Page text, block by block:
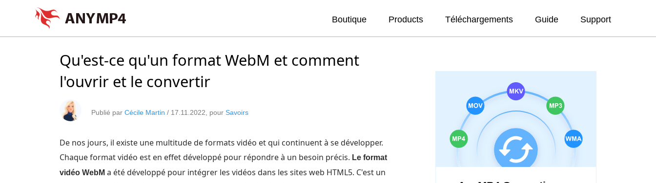
Boutique Products Téléchargements Guide Support
Qu'est-ce qu'un format WebM et comment
l'ouvrir et le convertir
Publié par Cécile Martin / 17.11.2022 , pour Savoirs
De nos jours, il existe une multitude de formats vidéo et qui continuent à se développer.
Chaque format vidéo est en effet développé pour répondre à un besoin précis. Le format
vidéo WebM a été développé pour intégrer les vidéos dans les sites web HTML5. C'est un